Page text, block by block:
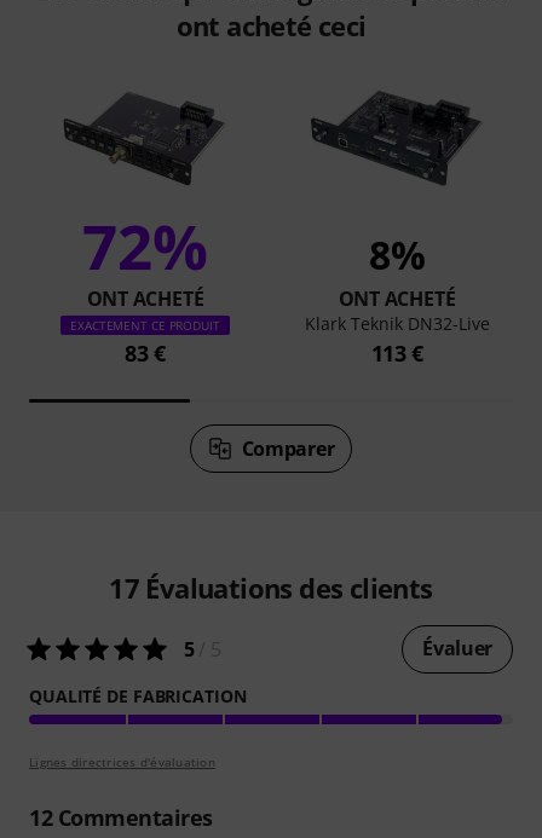
ont acheté ceci
72%
ONT ACHETÉ
EXACTEMENT CE PRODUIT
83 €
8%
ONT ACHETÉ
Klark Teknik DN32-Live
113 €
Comparer
17 Évaluations des clients
5/ 5 Évaluer
QUALITÉ DE FABRICATION
Lignes directrices d'évaluation
12Commentaires